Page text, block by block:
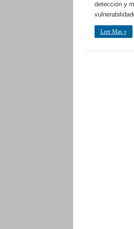
detección y
Leer Mas »